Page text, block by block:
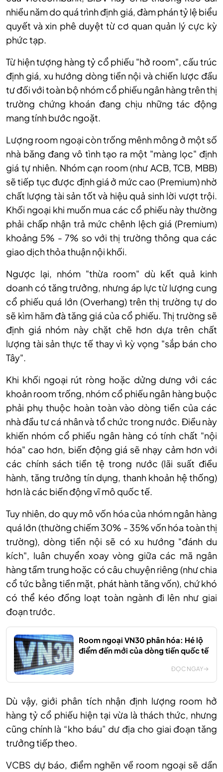
nhiều năm do quá trình định giá, đàm phán tỷ lệ biểu
quyết và xin phê duyệt từ cơ quan quản lý cực kỳ
phức tạp.
Từ hiện tượng hàng tỷcổ phiếu "hở room", cấu trúc
định giá, xu hướng dòng tiền nội và chiến lược đầu
tư đối với toàn bộ nhóm cổ phiếu ngân hàng trên thị
trường chứng khoán đang chịu những tác động
mang tính bước ngoặt.
Lượng room ngoại còn trống mênh mông ở một số
nhà băng đang vô tình tạo ra một "màng lọc" định
giá tự nhiên. Nhóm cạn room (như ACB, TCB, MBB)
sẽ tiếp tục được định giá ở mức cao (Premium) nhờ
chất lượng tài sản tốt và hiệu quả sinh lời vượt trội.
Khối ngoại khi muốn mua các cổ phiếu này thường
phải chấp nhận trả mức chênh lệch giá (Premium)
khoảng 5% - 7% so với thị trường thông qua các
giao dịch thỏa thuận nội khối.
Ngược lại, nhóm "thừa room" dù kết quả kinh
doanh có tăng trưởng, nhưng áp lực từ lượng cung
cổ phiếu quá lớn (Overhang) trên thị trường tự do
sẽ kìm hãm đà tăng giá của cổ phiếu. Thị trường sẽ
định giá nhóm này chặt chẽ hơn dựa trên chất
lượng tài sản thực tế thay vì kỳ vọng "sắp bán cho
Tây".
Khi khối ngoại rút ròng hoặc dửng dưng với các
khoản room trống, nhóm cổ phiếu ngân hàng buộc
phải phụ thuộc hoàn toàn vào dòng tiền của các
nhà đầu tư cá nhân và tổ chức trong nước. Điều này
khiến nhóm cổ phiếu ngân hàng có tính chất "nội
hóa" cao hơn, biến động giá sẽ nhạy cảm hơn với
các chính sách tiền tệ trong nước (lãi suất điều
hành, tăng trưởng tín dụng, thanh khoản hệ thống)
hơn là các biến động vĩ mô quốc tế.
Tuy nhiên, do quy mô vốn hóa của nhóm ngân hàng
quá lớn (thường chiếm 30% - 35% vốn hóa toàn thị
trường), dòng tiền nội sẽ có xu hướng "đánh du
kích", luân chuyển xoay vòng giữa các mã ngân
hàng tầm trung hoặc có câu chuyện riêng (như chia
cổ tức bằng tiền mặt, phát hành tăng vốn), chứ khó
có thể kéo đồng loạt toàn ngành đi lên như giai
đoạn trước.
Room ngoại VN30 phân hóa: Hé lộ
điểm đến mới của dòng tiền quốc tế
ĐỌC NGAY
Dù vậy, giới phân tích nhận định lượng room hở
hàng tỷ cổ phiếu hiện tại vừa là thách thức, nhưng
cũng chính là “kho báu” dư địa cho giai đoạn tăng
trưởng tiếp theo.
VCBS dự báo, điểm nghẽn về room ngoại sẽ dần